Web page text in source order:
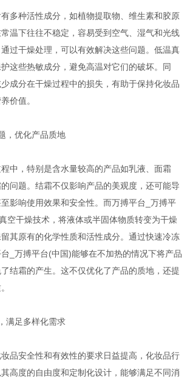
种活性成分，如植物提取物、维生素和胶原
温下往往不稳定，容易受到空气、湿气和光线
过干燥处理，可以有效解决这些问题。低温真
这些热敏成分，避免高温对它们的破坏。同
成分在干燥过程中的损失，有助于保持化妆品
价值。
优化产品质地
，特别是含水量较高的产品如乳液、面霜
问题。结霜不仅影响产品的美观度，还可能导
影响使用效果和安全性。而万搏平台_万搏平
空干燥技术，将液体或半固体物质转变为干燥
其原有的化学性质和活性成分。通过快速冷冻
_万搏平台(中国)能够在不加热的情况下将产品
结霜的产生。这不仅优化了产品的质地，还提
足多样化需求
安全性和有效性的要求日益提高，化妆品行
高度的自由度和定制化设计，能够满足不同消